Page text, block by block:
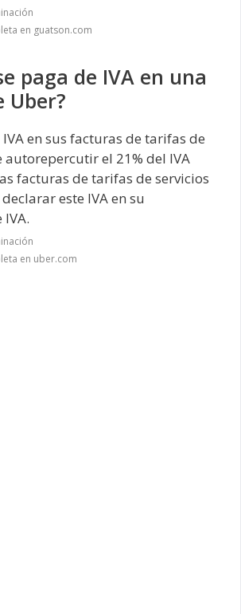
en guatson.com
paga de IVA en una
Uber?
en sus facturas de tarifas de
autorepercutir el 21% del IVA
facturas de tarifas de servicios
este IVA en su
en uber.com